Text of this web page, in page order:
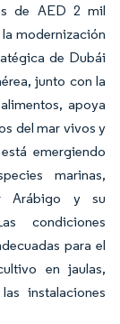
de AED 2 mil
modernización
de Dubái
junto con la
apoya
del mar vivos y
emergiendo
marinas,
Arábigo y su
condiciones
para el
en jaulas,
instalaciones